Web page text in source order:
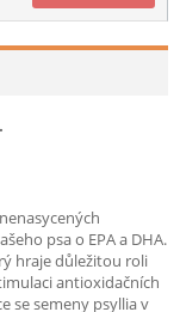
psa o EPA a DHA.
hraje důležitou roli
antioxidačních
se semeny psyllia v